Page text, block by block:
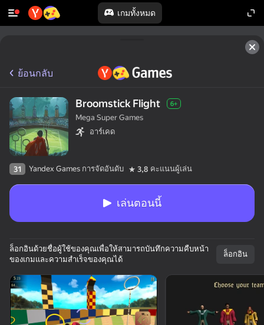
เกมทั้งหมด
หมุนอุปกรณ์
เกมนี้รองรับเฉพาะการวางแนว
แบบ แนวนอน
ย้อนกลับ
Broomstick Flight 6+
Mega Super Games
อาร์เคด
31 Yandex Games การจัดอันดับ 3,8 คะแนนผู้เล่น
เล่นตอนนี้
ล็อกอินด้วยชื่อผู้ใช้ของคุณเพื่อให้สามารถบันทึกความคืบหน้า
ของเกมและความสำเร็จของคุณได้
ล็อกอิน